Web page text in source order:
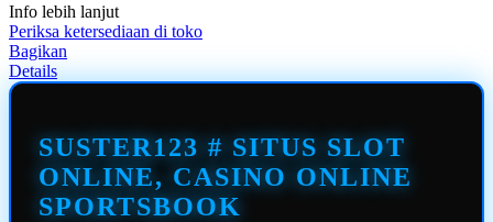
rating
rata-
rata.
Read
13
Reviews.
halaman
yang
sama.
Info lebih lanjut
Periksa ketersediaan di toko
Bagikan
Details
SUSTER123 # SITUS SLOT
ONLINE, CASINO ONLINE
SPORTSBOOK